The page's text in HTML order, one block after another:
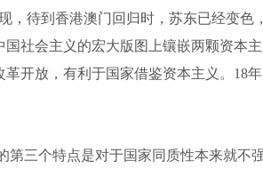
，待到香港澳门回归时，苏东已经变色
社会主义的宏大版图上镶嵌两颗资本主
开放，有利于国家借鉴资本主义。18
三个特点是对于国家同质性本来就不